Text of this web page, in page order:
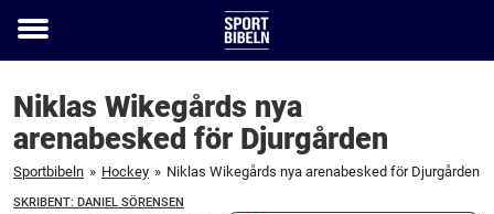
Toggle
Niklas Wikegårds nya
arenabesked för Djurgården
Sportbibeln » Hockey » Niklas Wikegårds nya arenabesked för Djurgården
SKRIBENT: DANIEL SÖRENSEN